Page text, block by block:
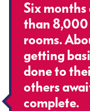
Six
than 8,000
rooms.
getting
done to
others
complete.